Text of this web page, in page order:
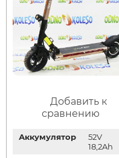
Добавить к
сравнению
Аккумулятор
52V
18,2Ah